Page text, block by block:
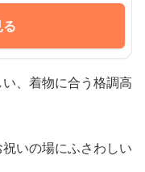
、着物に合う格調高
いの場にふさわしい